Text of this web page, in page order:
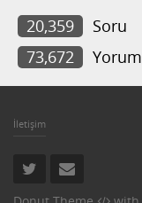
20,359 Soru
73,672
Yorum
İletişim